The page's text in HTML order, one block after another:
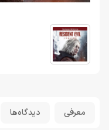
معرفی دیدگاه‌ها